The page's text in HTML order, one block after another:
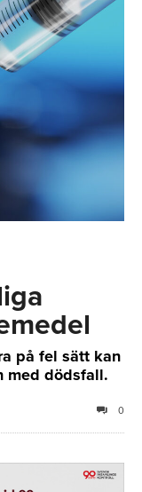
på fel sätt kan
med dödsfall.
0